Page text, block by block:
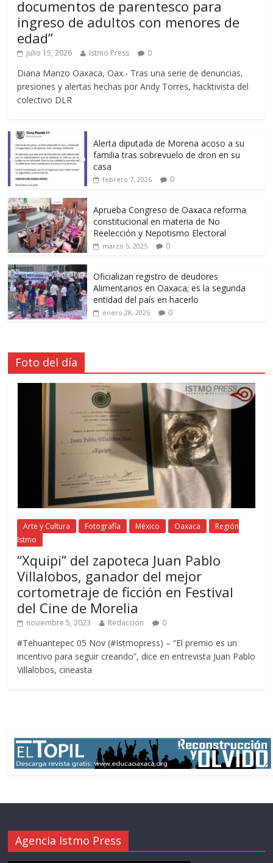
documentos de parentesco para
ingreso de adultos con menores de
edad”
julio 15, 2026 Istmo Press 0
Diana Manzo Oaxaca, Oax.- Tras una serie de denuncias,
presiones y alertas hechas por Andy Torres, hacktivista del
colectivo DLR
Alerta diputada de Morena acoso a su
familia tras sobrevuelo de dron en su
casa
febrero 7, 2026 0
Aprueba Congreso de Oaxaca reforma
constitucional en materia de No
Reelección y Nepotismo Electoral
marzo 5, 2025 0
Oficializan registro de deudores
Alimentarios en Oaxaca; es la segunda
entidad del país en hacerlo
enero 28, 2025 0
Foto del día
Arte y Cultura Fotografía México Oaxaca
Región
Istmo
“Xquipi” del zapoteca Juan Pablo
Villalobos, ganador del mejor
cortometraje de ficción en Festival
del Cine de Morelia
noviembre 5, 2023 Redacción 0
#Tehuantepec 05 Nov (#Istmopress) – “El premio es un
incentivo para seguir creando”, dice en entrevista Juan Pablo
Villalobos, cineasta
Agencia Istmo Press